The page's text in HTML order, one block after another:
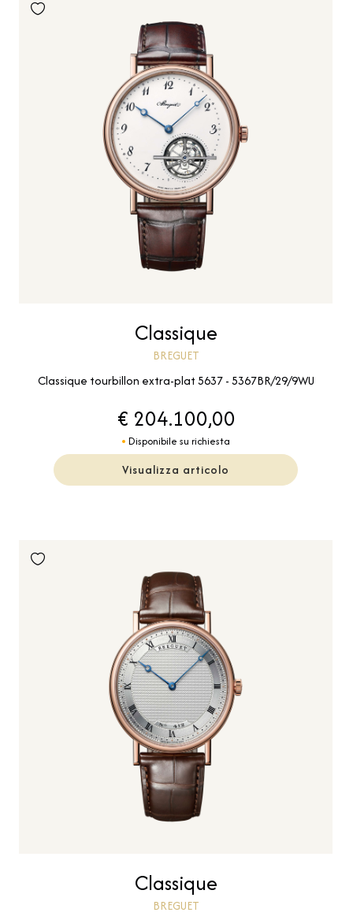
Classique
BREGUET
Classique tourbillon extra-plat 5637 - 5367BR/29/9WU
€ 204.100,00
Disponibile su richiesta
Visualizza articolo
Classique
BREGUET